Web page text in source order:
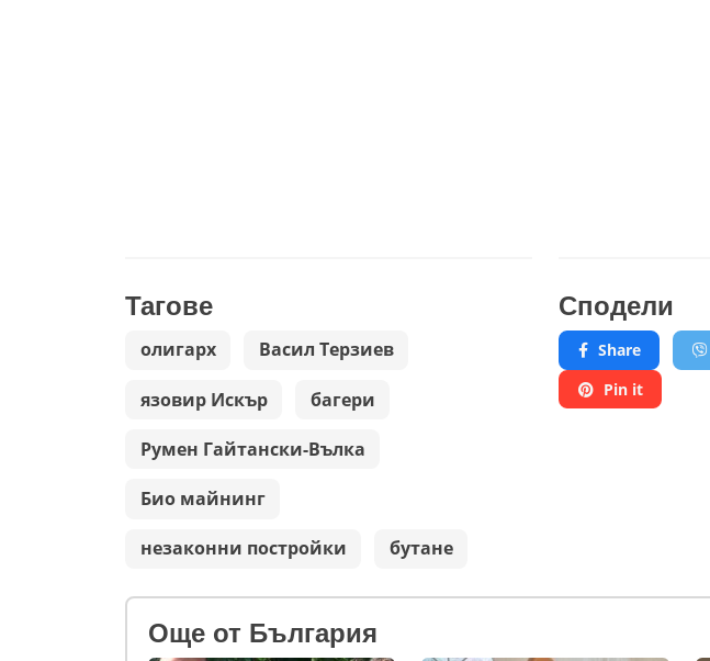
Тагове
олигарх Васил Терзиев
язовир Искър багери
Румен Гайтански-Вълка
Био майнинг
незаконни постройки бутане
Сподели
Share
Pin it
Oще от България